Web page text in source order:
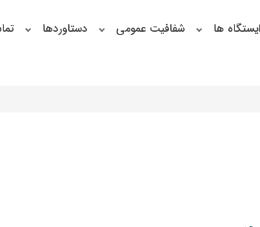
ایستگاه ها شفافیت عمومی دستاوردها